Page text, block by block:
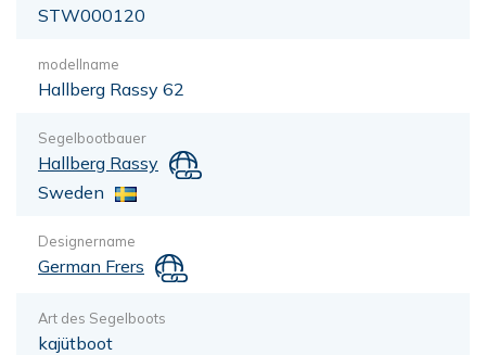
STW000120
modellname
Hallberg Rassy 62
Segelbootbauer
Hallberg Rassy
Sweden
Designername
German Frers
Art des Segelboots
kajütboot